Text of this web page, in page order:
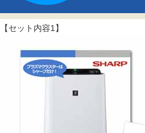
【セット内容1】